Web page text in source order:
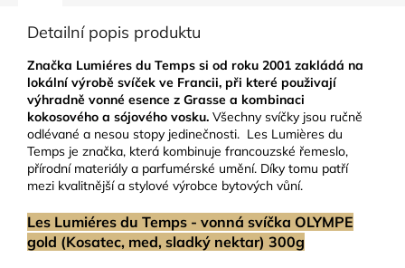
Detailní popis produktu
Značka Lumiéres du Temps si od roku 2001 zakládá na
lokální výrobě svíček ve Francii, při které použivají
výhradně vonné esence z Grasse a kombinaci
kokosového a sójového vosku. Všechny svíčky jsou ručně
odlévané a nesou stopy jedinečnosti. Les Lumières du
Temps je značka, která kombinuje francouzské řemeslo,
přírodní materiály a parfumérské umění. Díky tomu patří
mezi kvalitnější a stylové výrobce bytových vůní.
Les Lumiéres du Temps - vonná svíčka OLYMPE
gold (Kosatec, med, sladký nektar) 300g